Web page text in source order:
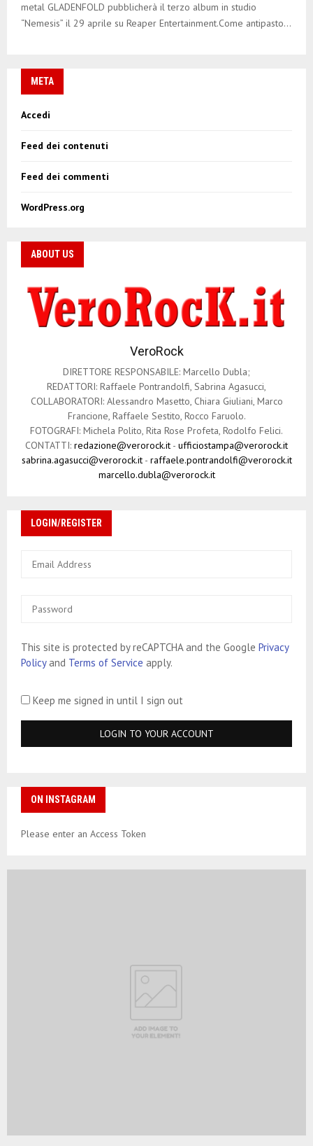
metal GLADENFOLD pubblicherà il terzo album in studio
“Nemesis” il 29 aprile su Reaper Entertainment.Come antipasto...
META
Accedi
Feed dei contenuti
Feed dei commenti
WordPress.org
ABOUT US
VeroRock
DIRETTORE RESPONSABILE: Marcello Dubla;
REDATTORI: Raffaele Pontrandolfi, Sabrina Agasucci,
COLLABORATORI: Alessandro Masetto, Chiara Giuliani, Marco
Francione, Raffaele Sestito, Rocco Faruolo.
FOTOGRAFI: Michela Polito, Rita Rose Profeta, Rodolfo Felici.
CONTATTI: redazione@verorock.it - ufficiostampa@verorock.it
sabrina.agasucci@verorock.it- raffaele.pontrandolfi@verorock.it
marcello.dubla@verorock.it
LOGIN/REGISTER
This site is protected by reCAPTCHA and the Google Privacy
Policyand Terms of Service apply.
Keep me signed in until I sign out
ON INSTAGRAM
Please enter an Access Token